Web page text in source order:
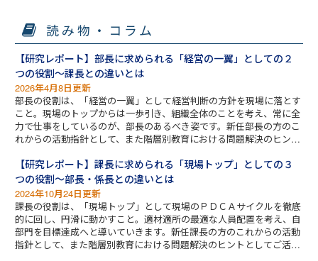
読み物・コラム
【研究レポート】部長に求められる「経営の一翼」としての２
つの役割～課長との違いとは
2026年4月8日更新
部長の役割は、「経営の一翼」として経営判断の方針を現場に落とす
こと。現場のトップからは一歩引き、組織全体のことを考え、常に全
力で仕事をしているのが、部長のあるべき姿です。新任部長の方のこ
れからの活動指針として、また階層別教育における問題解決のヒント
【研究レポート】課長に求められる「現場トップ」としての３
つの役割～部長・係長との違いとは
2024年10月24日更新
課長の役割は、「現場トップ」として現場のＰＤＣＡサイクルを徹底
的に回し、円滑に動かすこと。適材適所の最適な人員配置を考え、自
部門を目標達成へと導いていきます。新任課長の方のこれからの活動
指針として、また階層別教育における問題解決のヒントとしてご活用